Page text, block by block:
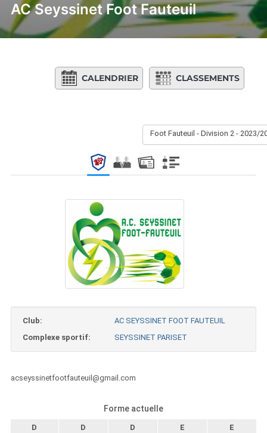
AC Seyssinet Foot Fauteuil
CALENDRIER CLASSEMENTS
Foot Fauteuil - Division 2 - 2023/
Club:
AC SEYSSINET FOOT FAUTEUIL
Complexe sportif:
SEYSSINET PARISET
acseyssinetfootfauteuil@gmail.com
Forme actuelle
D D D E E